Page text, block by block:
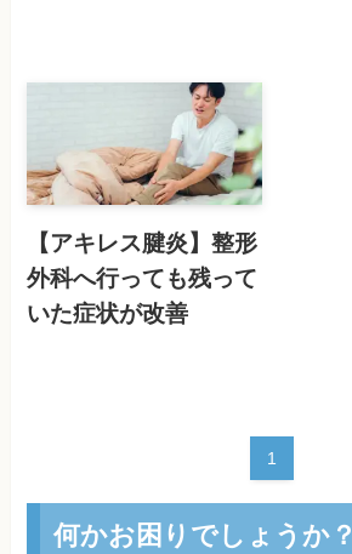
【アキレス腱炎】整形
外科へ行っても残って
いた症状が改善
1
何かお困りでしょうか？